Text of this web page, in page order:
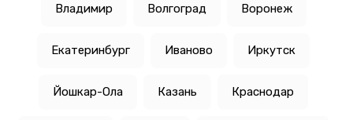
Владимир Волгоград Воронеж
Екатеринбург Иваново Иркутск
Йошкар-Ола Казань Краснодар